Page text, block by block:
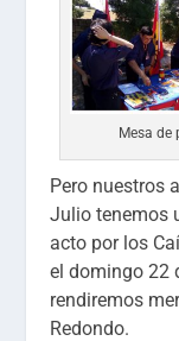
Mesa de
Pero nuestros
Julio tenemos
acto por los
el domingo 22
rendiremos
Redondo.